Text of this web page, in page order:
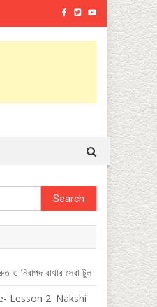
Search
for:
নিরাপদ রাখার সেরা টুল
Lesson 2: Nakshi